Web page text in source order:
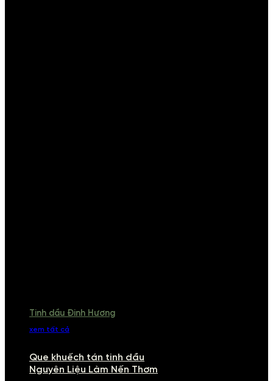
Tinh dầu Đinh Hương
xem tất cả
Que khuếch tán tinh dầu
Nguyên Liệu Làm Nến Thơm